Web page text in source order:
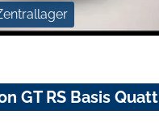
GT RS Basis